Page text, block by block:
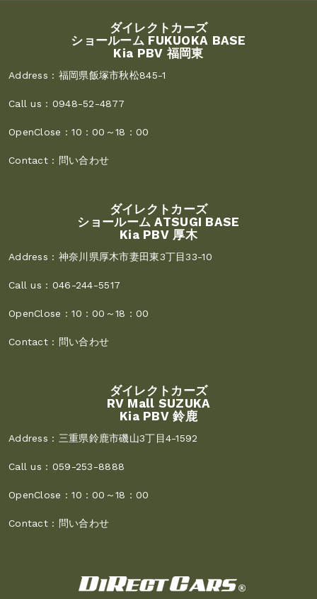
ダイレクトカーズ
RV Mall SUZUKA
Kia PBV 鈴鹿
Address : 三重県鈴鹿市磯山3丁目4-1592
Call us : 059-253-8888
OpenClose :10：00～18：00
Contact : 問い合わせ
ダイレクトカーズ
ショールーム ATSUGI BASE
Kia PBV 厚木
Address : 神奈川県厚木市妻田東3丁目33-10
Call us : 046-244-5517
OpenClose :10：00～18：00
Contact : 問い合わせ
ダイレクトカーズ
ショールーム FUKUOKA BASE
Kia PBV 福岡東
Address : 福岡県飯塚市秋松845-1
Call us : 0948-52-4877
OpenClose :10：00～18：00
Contact : 問い合わせ